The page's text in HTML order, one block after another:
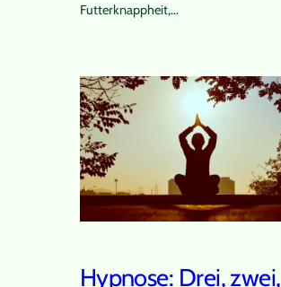
Futterknappheit,…
Hypnose: Drei, zwei,